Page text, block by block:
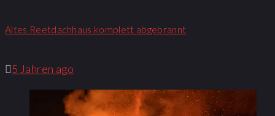
Altes Reetdachhaus komplett abgebrannt
5 Jahren ago